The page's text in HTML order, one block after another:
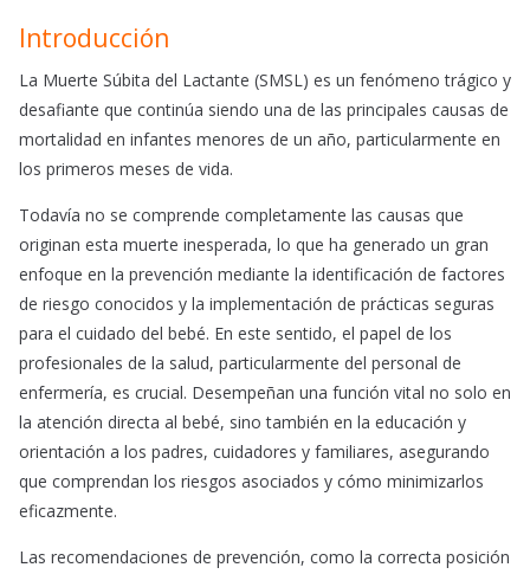
Introducción
La Muerte Súbita del Lactante (SMSL) es un fenómeno trágico y
desafiante que continúa siendo una de las principales causas de
mortalidad en infantes menores de un año, particularmente en
los primeros meses de vida.
Todavía no se comprende completamente las causas que
originan esta muerte inesperada, lo que ha generado un gran
enfoque en la prevención mediante la identificación de factores
de riesgo conocidos y la implementación de prácticas seguras
para el cuidado del bebé. En este sentido, el papel de los
profesionales de la salud, particularmente del personal de
enfermería, es crucial. Desempeñan una función vital no solo en
la atención directa al bebé, sino también en la educación y
orientación a los padres, cuidadores y familiares, asegurando
que comprendan los riesgos asociados y cómo minimizarlos
eficazmente.
Las recomendaciones de prevención, como la correcta posición